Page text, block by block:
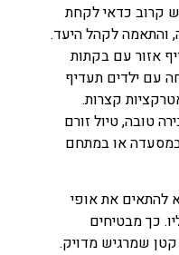
קרוב כדאי לקחת
והתאמה לקהל היעד.
אזור עם בקתות
עם ילדים תעדיף
קצרות.
טובה, טיול זורם
או במתחם
להתאים את אופי
כך מבטיחים
שמרגיש מדויק.